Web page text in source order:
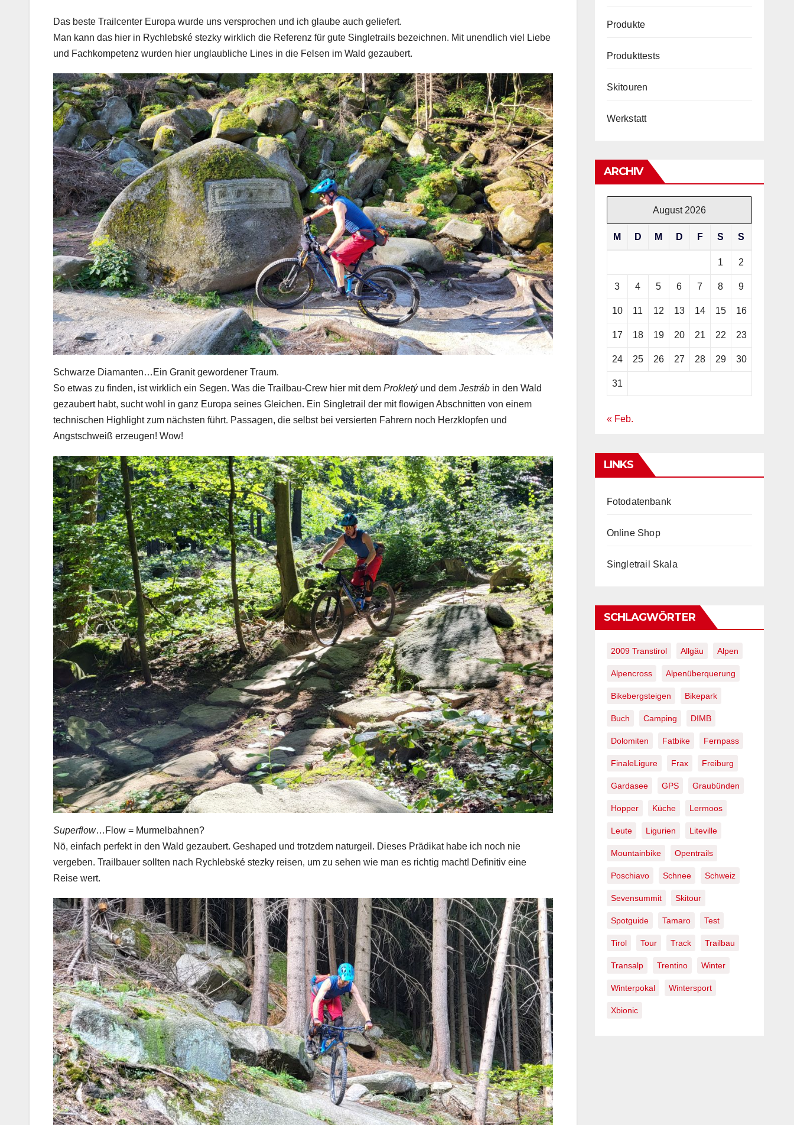
Das beste Trailcenter Europa wurde uns versprochen und ich glaube auch geliefert.
Man kann das hier in Rychlebské stezky wirklich die Referenz für gute Singletrails bezeichnen. Mit unendlich viel Liebe
und Fachkompetenz wurden hier unglaubliche Lines in die Felsen im Wald gezaubert.
Schwarze Diamanten…Ein Granit gewordener Traum.
So etwas zu finden, ist wirklich ein Segen. Was die Trailbau-Crew hier mit dem Prokletý und dem Jestráb in den Wald
gezaubert habt, sucht wohl in ganz Europa seines Gleichen. Ein Singletrail der mit flowigen Abschnitten von einem
technischen Highlight zum nächsten führt. Passagen, die selbst bei versierten Fahrern noch Herzklopfen und
Angstschweiß erzeugen! Wow!
Superflow…Flow = Murmelbahnen?
Nö, einfach perfekt in den Wald gezaubert. Geshaped und trotzdem naturgeil. Dieses Prädikat habe ich noch nie
vergeben. Trailbauer sollten nach Rychlebské stezky reisen, um zu sehen wie man es richtig macht! Definitiv eine
Reise wert.
Produkte
Produkttests
Skitouren
Werkstatt
ARCHIV
August 2026
M D M D F S S
1 2
3 4 5 6 7 8 9
10 11 12 13 14 15 16
17 18 19 20 21 22 23
24 25 26 27 28 29 30
31
« Feb.
LINKS
Fotodatenbank
Online Shop
Singletrail Skala
SCHLAGWÖRTER
2009 Transtirol Allgäu Alpen
Alpencross Alpenüberquerung
Bikebergsteigen Bikepark
Buch Camping DIMB
Dolomiten Fatbike Fernpass
FinaleLigure Frax Freiburg
Gardasee GPS Graubünden
Hopper Küche Lermoos
Leute Ligurien Liteville
Mountainbike Opentrails
Poschiavo Schnee Schweiz
Sevensummit Skitour
Spotguide Tamaro Test
Tirol Tour Track Trailbau
Transalp Trentino Winter
Winterpokal Wintersport
Xbionic